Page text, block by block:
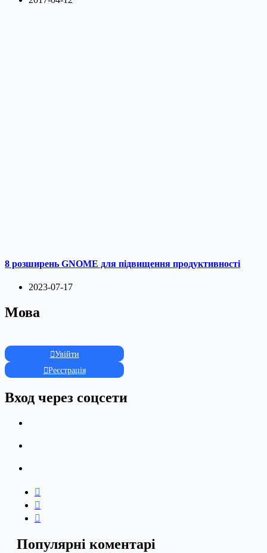
8 розширень GNOME для підвищення продуктивності
2023-07-17
Мова
Увійти
Реєстрація
Вход через соцсети
Популярні коментарі